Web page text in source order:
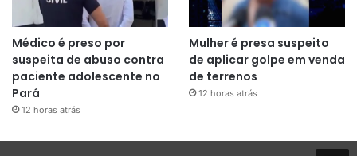
Médico é preso por
suspeita de abuso contra
paciente adolescente no
Pará
12 horas atrás
Mulher é presa suspeito
de aplicar golpe em venda
de terrenos
12 horas atrás